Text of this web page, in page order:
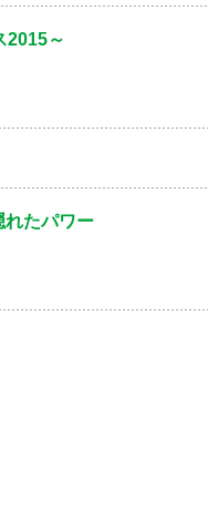
2015～
れたパワー